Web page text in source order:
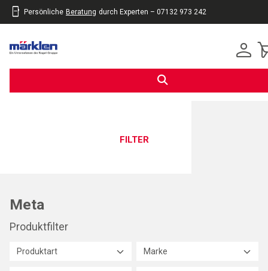
Persönliche Beratung durch Experten – 07132 973 242
FILTER
Meta
Produktfilter
Produktart Marke